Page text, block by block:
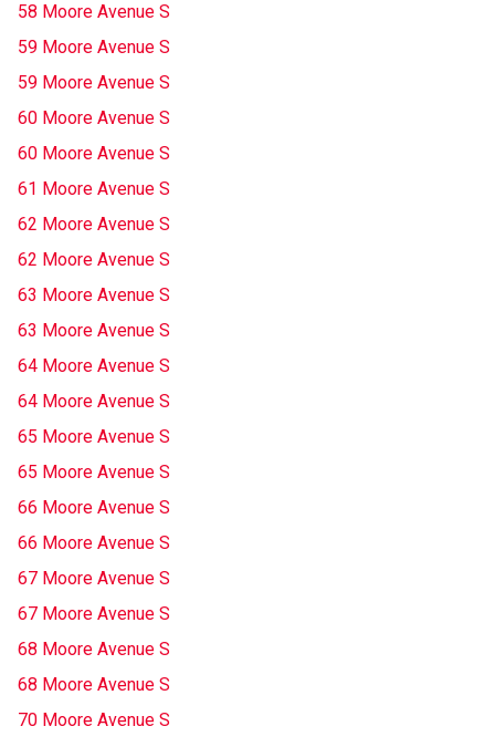
58 Moore Avenue S
59 Moore Avenue S
59 Moore Avenue S
60 Moore Avenue S
60 Moore Avenue S
61 Moore Avenue S
62 Moore Avenue S
62 Moore Avenue S
63 Moore Avenue S
63 Moore Avenue S
64 Moore Avenue S
64 Moore Avenue S
65 Moore Avenue S
65 Moore Avenue S
66 Moore Avenue S
66 Moore Avenue S
67 Moore Avenue S
67 Moore Avenue S
68 Moore Avenue S
68 Moore Avenue S
70 Moore Avenue S